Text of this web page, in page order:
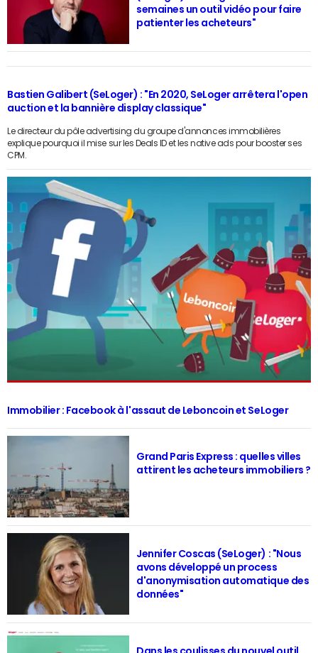
semaines un outil vidéo pour faire
patienter les acheteurs"
Bastien Galibert (SeLoger) : "En 2020, SeLoger arrêtera l'open
auction et la bannière display classique"
Le directeur du pôle advertising du groupe d'annonces immobilières
explique pourquoi il mise sur les Deals ID et les native ads pour booster ses
CPM.
Immobilier : Facebook à l'assaut de Leboncoin et SeLoger
Grand Paris Express : quelles villes
attirent les acheteurs immobiliers ?
Jennifer Coscas (SeLoger) : "Nous
avons développé un process
d'anonymisation automatique des
données"
Dans les coulisses du nouvel outil